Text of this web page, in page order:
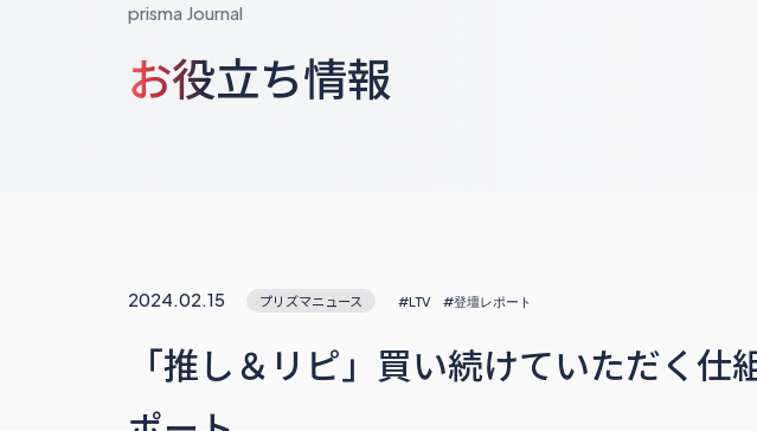
prisma Journal
お役立ち情報
2024.02.15 プリズマニュース #LTV #登壇レポート
「推し＆リピ」買い続けていただく